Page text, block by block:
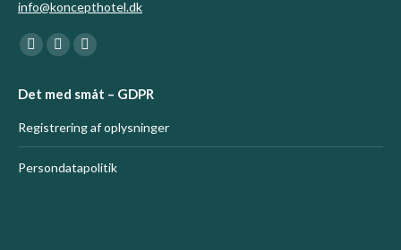
info@koncepthotel.dk
Find us on:
Facebook
opens
in
new
window
Linkedin
opens
in
new
window
Instagram
opens
in
new
window
Det med småt – GDPR
Registrering af oplysninger
Persondatapolitik